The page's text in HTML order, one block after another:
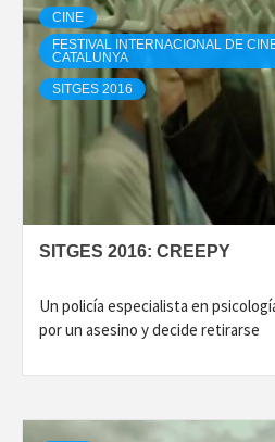
CINE
FESTIVAL INTERNACIONAL DE
CATALUNYA
SITGES 2016
SITGES 2016: CREEPY
Un policía especialista en
por un asesino y decide retirarse